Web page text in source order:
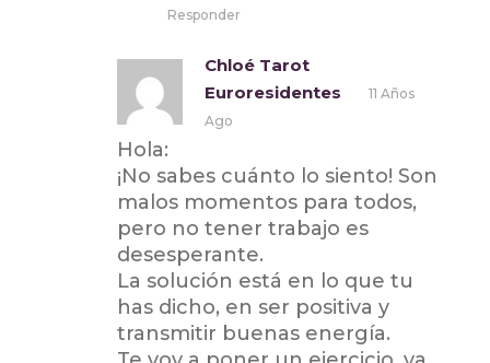
Responder
Chloé Tarot
Euroresidentes
11 Años
Ago
Hola:
¡No sabes cuánto lo siento! Son
malos momentos para todos,
pero no tener trabajo es
desesperante.
La solución está en lo que tu
has dicho, en ser positiva y
transmitir buenas energía.